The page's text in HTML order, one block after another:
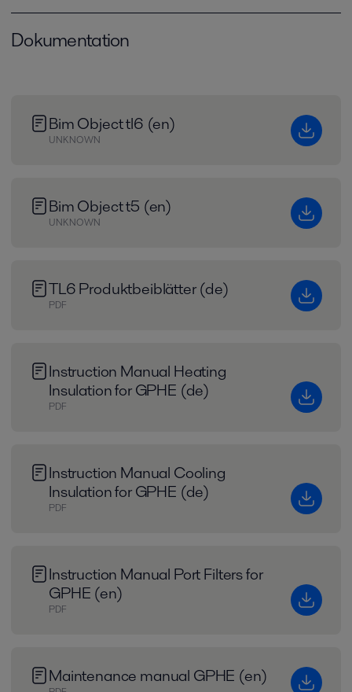
Dokumentation
Bim Object tl6 (en)
UNKNOWN
Bim Object t5 (en)
UNKNOWN
TL6 Produktbeiblätter (de)
PDF
Instruction Manual Heating
Insulation for GPHE (de)
PDF
Instruction Manual Cooling
Insulation for GPHE (de)
PDF
Instruction Manual Port Filters for
GPHE (en)
PDF
Maintenance manual GPHE (en)